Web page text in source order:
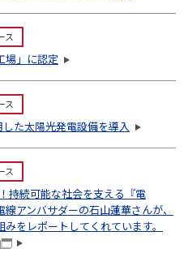
ス
」に認定
ス
た太陽光発電設備を導入
ス
持続可能な社会を支える『電
アンバサダーの石山蓮華さんが、
をレポートしてくれています。